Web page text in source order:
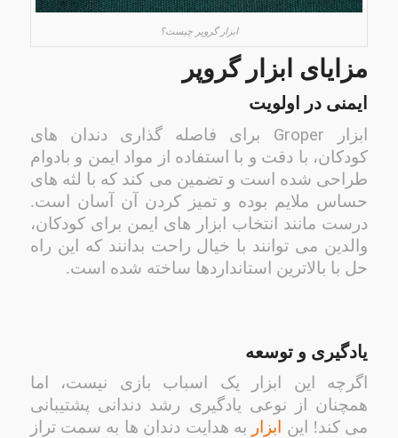
ابزار گروپر چیست؟
مزایای ابزار گروپر
ایمنی در اولویت
ابزار Groper
برای فاصله گذاری دندان های
کودکان، با دقت و با استفاده از مواد ایمن و بادوام
طراحی شده است و تضمین می کند که با لثه های
حساس ملایم بوده و تمیز کردن آن آسان است.
درست مانند انتخاب ابزار های ایمن برای کودکان،
والدین می توانند با خیال راحت بدانند که این راه
حل با بالاترین استانداردها ساخته شده است.
یادگیری و توسعه
اگرچه این ابزار یک اسباب بازی نیست، اما
همچنان از نوعی یادگیری رشد دندانی پشتیبانی
می کند! این
ابزار به هدایت دندان ها به سمت تراز